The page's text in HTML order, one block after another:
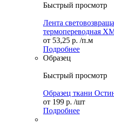
Быстрый просмотр
Лента
термопереводная
от 53,25 р. /п.м
Подробнее
Образец
Быстрый просмотр
Образец ткани
от 199 р. /шт
Подробнее